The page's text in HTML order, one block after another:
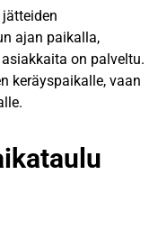
ajan paikalla,
on palveltu.
keräyspaikalle, vaan